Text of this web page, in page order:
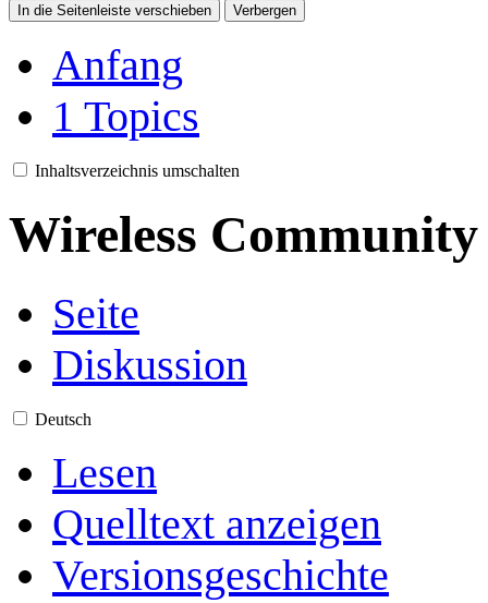
In die Seitenleiste verschieben Verbergen
Anfang
1 Topics
Inhaltsverzeichnis umschalten
Wireless Community
Seite
Diskussion
Deutsch
Lesen
Quelltext anzeigen
Versionsgeschichte